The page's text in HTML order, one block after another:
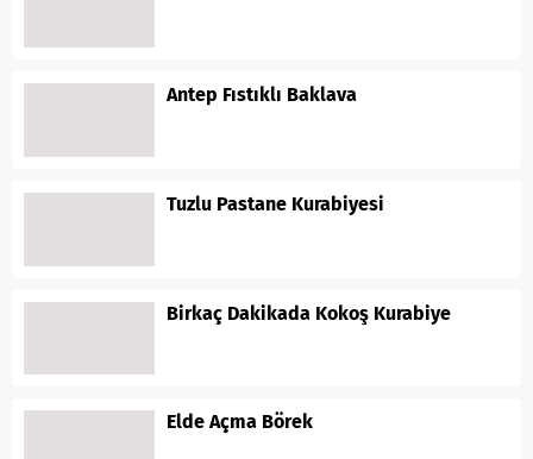
Antep Fıstıklı Baklava
Tuzlu Pastane Kurabiyesi
Birkaç Dakikada Kokoş Kurabiye
Elde Açma Börek